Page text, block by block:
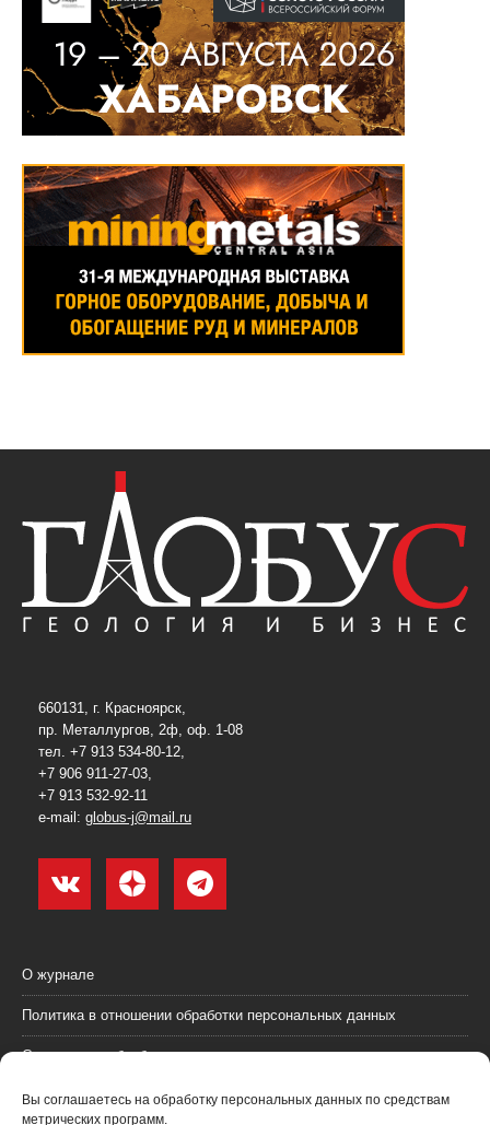
Вы соглашаетесь на обработку персональных данных по средствам
метрических программ.
660131, г. Красноярск,
пр. Металлургов, 2ф, оф. 1-08
тел. +7 913 534-80-12,
+7 906 911-27-03,
+7 913 532-92-11
e-mail: globus-j@mail.ru
О журнале
Политика в отношении обработки персональных данных
Согласие на обработку персональных данных
Пользовательское соглашение (оферта)